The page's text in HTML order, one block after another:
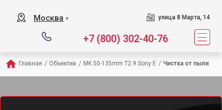
Москва ▼ улица 8 Марта, 14
+7 (800) 302-40-76
Главная / Объектив / MK 50-135mm T2.9 Sony E / Чистка от пыли